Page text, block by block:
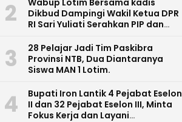
2
Wabup Lotim Bersama kadis
Dikbud Dampingi Wakil Ketua DPR
RI Sari Yuliati Serahkan PIP dan
SDN 1 Kotaraja
3
28 Pelajar Jadi Tim Paskibra
Provinsi NTB, Dua Diantaranya
Siswa MAN 1 Lotim.
4
Bupati Iron Lantik 4 Pejabat Eselon
II dan 32 Pejabat Eselon III, Minta
Fokus Kerja dan Layani